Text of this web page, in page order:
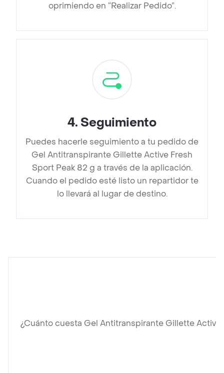
oprimiendo en “Realizar Pedido”.
4. Seguimiento
Puedes hacerle seguimiento a tu pedido de
Gel Antitranspirante Gillette Active Fresh
Sport Peak 82 g a través de la aplicación.
Cuando el pedido esté listo un repartidor te
lo llevará al lugar de destino.
¿Cuánto cuesta Gel Antitranspirante Gillette Active